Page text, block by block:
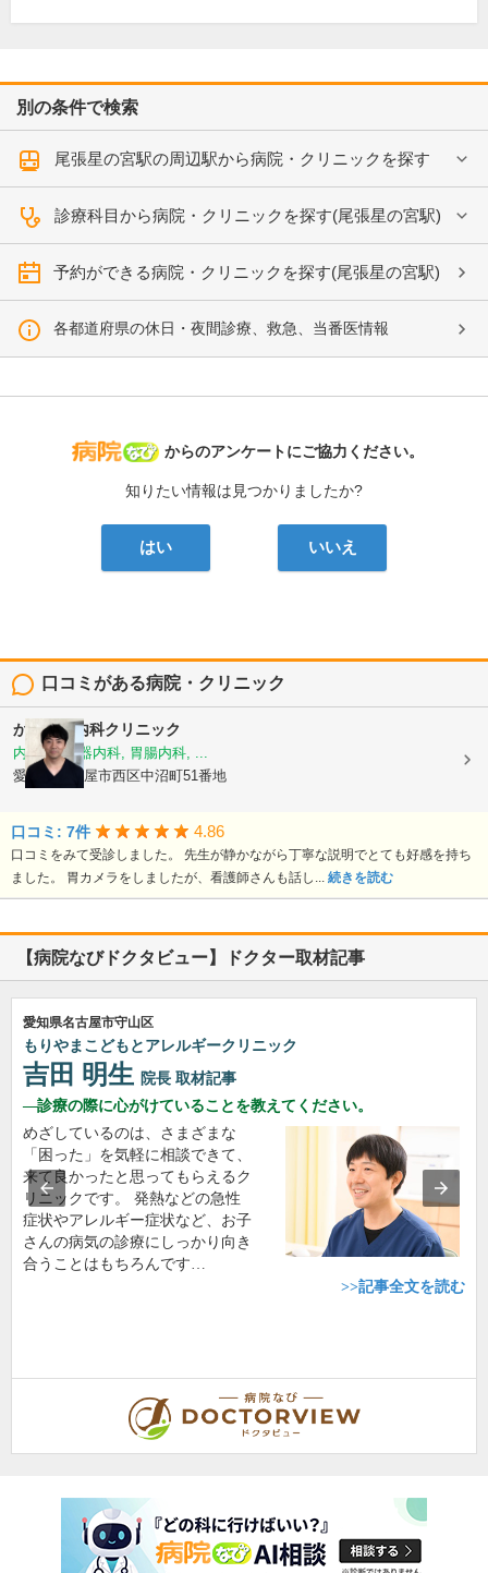
別の条件で検索
尾張星の宮駅の周辺駅から病院・クリニックを探す
診療科目から病院・クリニックを探す(尾張星の宮駅)
予約ができる病院・クリニックを探す(尾張星の宮駅)
各都道府県の休日・夜間診療、救急、当番医情報
病院なび
からのアンケートにご協力ください。
知りたい情報は見つかりましたか?
はい いいえ
口コミがある病院・クリニック
かなもと内科クリニック
内科, 消化器内科, 胃腸内科, ...
愛知県名古屋市西区中沼町51番地
口コミ: 7件 4.86
口コミをみて受診しました。 先生が静かながら丁寧な説明でとても好感を持ち
ました。 胃カメラをしましたが、看護師さんも話し... 続きを読む
【病院なびドクタビュー】ドクター取材記事
愛知県名古屋市守山区
もりやまこどもとアレルギークリニック
吉田 明生 院長 取材記事
診療の際に心がけていることを教えてください。
めざしているのは、さまざまな
「困った」を気軽に相談できて、
来て良かったと思ってもらえるク
リニックです。 発熱などの急性
症状やアレルギー症状など、お子
さんの病気の診療にしっかり向き
合うことはもちろんです…
>>記事全文を読む